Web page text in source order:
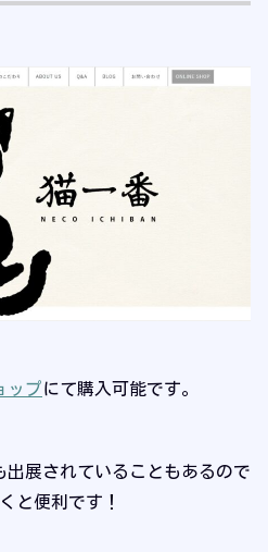
ップにて購入可能です。
出展されていることもあるので
と便利です！